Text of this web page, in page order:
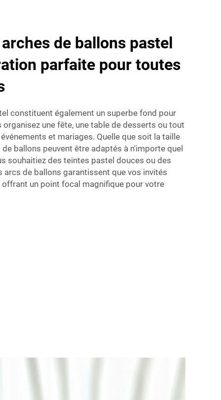
de ballons pastel
parfaite pour toutes
constituent également un superbe fond pour
organisez une fête, une table de desserts ou tout
et mariages. Quelle que soit la taille
ballons peuvent être adaptés à n'importe quel
souhaitiez des teintes pastel douces ou des
arcs de ballons garantissent que vos invités
un point focal magnifique pour votre